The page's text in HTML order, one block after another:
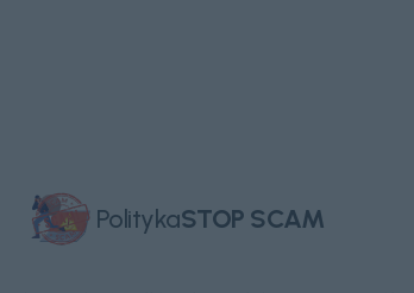
PolitykaSTOP SCAM